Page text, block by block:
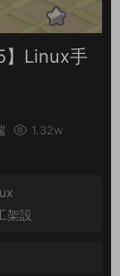
】Linux手
1.32w
架設